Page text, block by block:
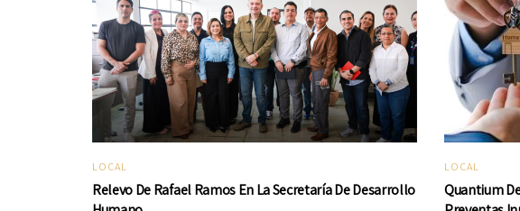
LOCAL
Relevo De Rafael Ramos En La Secretaría De Desarrollo
LOCAL
Quantium